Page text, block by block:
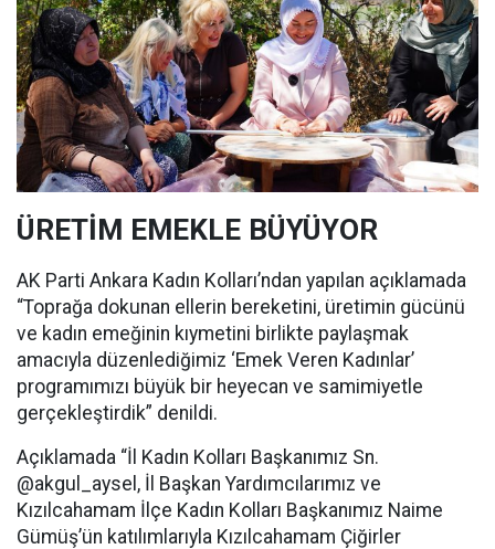
ÜRETİM EMEKLE BÜYÜYOR
AK Parti Ankara Kadın Kolları’ndan yapılan açıklamada
“Toprağa dokunan ellerin bereketini, üretimin gücünü
ve kadın emeğinin kıymetini birlikte paylaşmak
amacıyla düzenlediğimiz ‘Emek Veren Kadınlar’
programımızı büyük bir heyecan ve samimiyetle
gerçekleştirdik” denildi.
Açıklamada “İl Kadın Kolları Başkanımız Sn.
@akgul_aysel, İl Başkan Yardımcılarımız ve
Kızılcahamam İlçe Kadın Kolları Başkanımız Naime
Gümüş’ün katılımlarıyla Kızılcahamam Çiğirler